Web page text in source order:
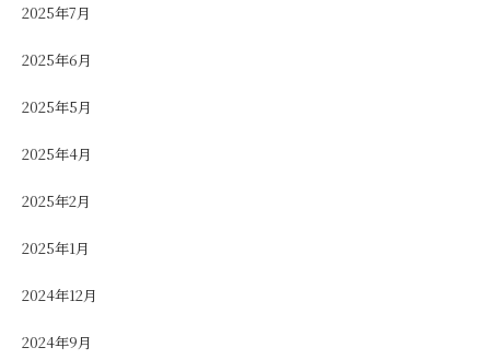
2025年7月
2025年6月
2025年5月
2025年4月
2025年2月
2025年1月
2024年12月
2024年9月